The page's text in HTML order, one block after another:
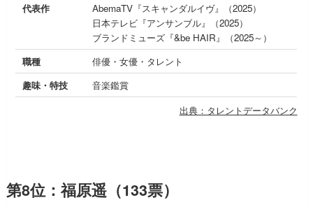
代表作
AbemaTV『スキャンダルイヴ』（2025）
日本テレビ『アンサンブル』（2025）
ブランドミューズ『&be HAIR』（2025～）
職種
俳優・女優・タレント
趣味・特技
音楽鑑賞
出典：タレントデータバンク
第8位：福原遥（133票）